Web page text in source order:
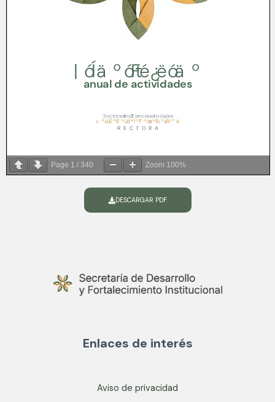
Page 1 / 340 Zoom 100%
DESCARGAR PDF
Enlaces de interés
Aviso de privacidad